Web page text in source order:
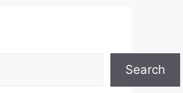
Search